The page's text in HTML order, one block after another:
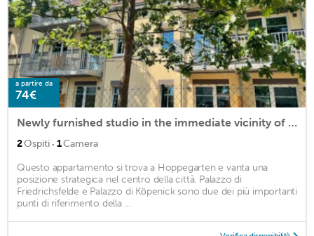
a partire da
74€
Newly furnished studio in the immediate vicinity of the city of Berlin.
2Ospiti · 1Camera
Questo appartamento si trova a Hoppegarten e vanta una
posizione strategica nel centro della città. Palazzo di
Friedrichsfelde e Palazzo di Köpenick sono due dei più importanti
punti di riferimento della ...